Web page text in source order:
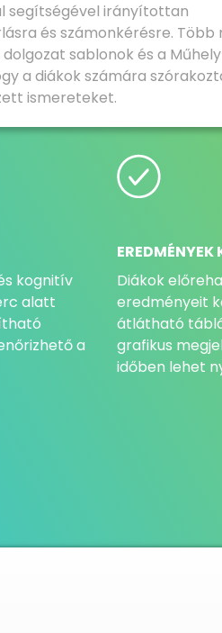
segítségével irányítottan
és számonkérésre. Több
sablonok és a
a diákok számára
ismereteket.
kognitív
alatt
a
EREDMÉNYEK
Diákok
eredményeit
átlátható
grafikus
időben lehet